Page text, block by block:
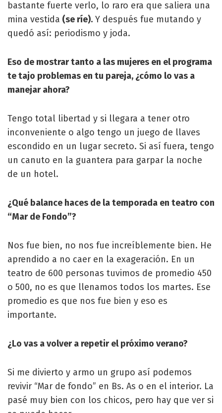
bastante fuerte verlo, lo raro era que saliera una
mina vestida (se ríe). Y después fue mutando y
quedó así: periodismo y joda.
Eso de mostrar tanto a las mujeres en el programa
te tajo problemas en tu pareja, ¿cómo lo vas a
manejar ahora?
Tengo total libertad y si llegara a tener otro
inconveniente o algo tengo un juego de llaves
escondido en un lugar secreto. Si así fuera, tengo
un canuto en la guantera para garpar la noche
de un hotel.
¿Qué balance haces de la temporada en teatro con
“Mar de Fondo”?
Nos fue bien, no nos fue increíblemente bien. He
aprendido a no caer en la exageración. En un
teatro de 600 personas tuvimos de promedio 450
o 500, no es que llenamos todos los martes. Ese
promedio es que nos fue bien y eso es
importante.
¿Lo vas a volver a repetir el próximo verano?
Si me divierto y armo un grupo así podemos
revivir “Mar de fondo” en Bs. As o en el interior. La
pasé muy bien con los chicos, pero hay que ver si